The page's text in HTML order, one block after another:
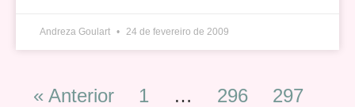
Andreza Goulart 24 de fevereiro de 2009
« Anterior 1 … 296
297